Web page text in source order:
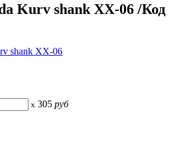
Kurv shank XX-06 /Код
x 305 руб